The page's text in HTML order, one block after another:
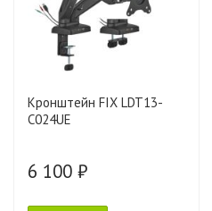
Кронштейн FIX LDT13-
C024UE
6 100 ₽